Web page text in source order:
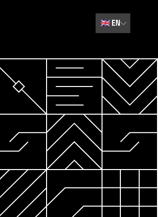
🇬🇧EN